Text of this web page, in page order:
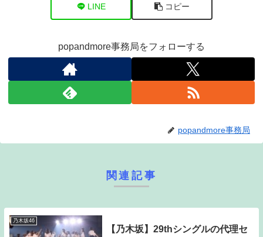
LINE コピー
popandmore事務局をフォローする
popandmore事務局
関連記事
乃木坂46
【乃木坂】29thシングルの代理セ